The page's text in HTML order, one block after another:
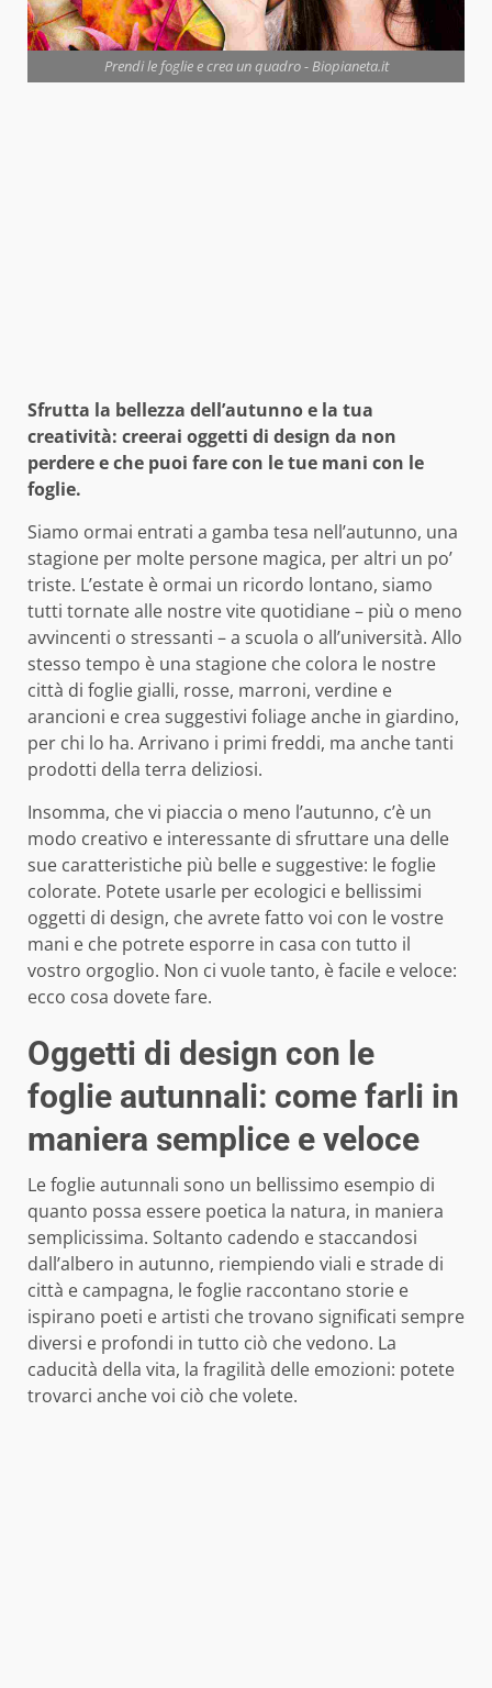
Prendi le foglie e crea un quadro - Biopianeta.it
Sfrutta la bellezza dell’autunno e la tua
creatività: creerai oggetti di design da non
perdere e che puoi fare con le tue mani con le
foglie.
Siamo ormai entrati a gamba tesa nell’autunno, una
stagione per molte persone magica, per altri un po’
triste. L’estate è ormai un ricordo lontano, siamo
tutti tornate alle nostre vite quotidiane – più o meno
avvincenti o stressanti – a scuola o all’università. Allo
stesso tempo è una stagione che colora le nostre
città di foglie gialli, rosse, marroni, verdine e
arancioni e crea suggestivi foliage anche in giardino,
per chi lo ha. Arrivano i primi freddi, ma anche tanti
prodotti della terra deliziosi.
Insomma, che vi piaccia o meno l’autunno, c’è un
modo creativo e interessante di sfruttare una delle
sue caratteristiche più belle e suggestive: le foglie
colorate. Potete usarle per ecologici e bellissimi
oggetti di design, che avrete fatto voi con le vostre
mani e che potrete esporre in casa con tutto il
vostro orgoglio. Non ci vuole tanto, è facile e veloce:
ecco cosa dovete fare.
Oggetti di design con le
foglie autunnali: come farli in
maniera semplice e veloce
Le foglie autunnali sono un bellissimo esempio di
quanto possa essere poetica la natura, in maniera
semplicissima. Soltanto cadendo e staccandosi
dall’albero in autunno, riempiendo viali e strade di
città e campagna, le foglie raccontano storie e
ispirano poeti e artisti che trovano significati sempre
diversi e profondi in tutto ciò che vedono. La
caducità della vita, la fragilità delle emozioni: potete
trovarci anche voi ciò che volete.